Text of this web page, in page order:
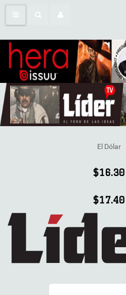
El Dólar
$16.30
$17.40